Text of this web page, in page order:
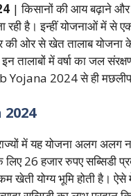
| किसानों की आय बढ़ाने और
रही है। इन्हीं योजनाओं में
की ओर से खेत तालाब योजना
इन तालाबों में वर्षा का जल
2024 से ही
में यह योजना अलग अलग
लिए 26 हजार रुपए सब्सिडी
खेती योग्य भूमि होती है।